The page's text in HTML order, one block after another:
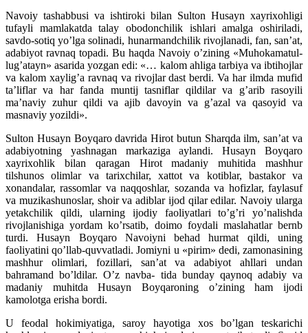
Navoiy tashabbusi va ishtiroki bilan Sulton Husayn xayrixohligi
tufayli mamlakatda talay obodonchilik ishlari amalga oshiriladi,
savdo-sotiq yo’lga solinadi, hunarmandchilik rivojlanadi, fan, san’at,
adabiyot ravnaq topadi. Bu haqda Navoiy o’zining «Muhokamatul-
lug’atayn» asarida yozgan edi: «… kalom ahliga tarbiya va ibtihojlar
va kalom xaylig’a ravnaq va rivojlar dast berdi. Va har ilmda mufid
ta’liflar va har fanda muntij tasniflar qildilar va g’arib rasoyili
ma’naviy zuhur qildi va ajib davoyin va g’azal va qasoyid va
masnaviy yozildi».
Sulton Husayn Boyqaro davrida Hirot butun Sharqda ilm, san’at va
adabiyotning yashnagan markaziga aylandi. Husayn Boyqaro
xayrixohlik bilan qaragan Hirot madaniy muhitida mashhur
tilshunos olimlar va tarixchilar, xattot va kotiblar, bastakor va
xonandalar, rassomlar va naqqoshlar, sozanda va hofizlar, faylasuf
va muzikashunoslar, shoir va adiblar ijod qilar edilar. Navoiy ularga
yetakchilik qildi, ularning ijodiy faoliyatlari to’g’ri yo’nalishda
rivojlanishiga yordam ko’rsatib, doimo foydali maslahatlar bernb
turdi. Husayn Boyqaro Navoiyni behad hurmat qildi, uning
faoliyatini qo’llab-quvvatladi. Jomiyni u «pirim» dedi, zamonasining
mashhur olimlari, fozillari, san’at va adabiyot ahllari undan
bahramand bo’ldilar. O’z navba- tida bunday qaynoq adabiy va
madaniy muhitda Husayn Boyqaroning o’zining ham ijodi
kamolotga erisha bordi.
U feodal hokimiyatiga, saroy hayotiga xos bo’lgan teskarichi